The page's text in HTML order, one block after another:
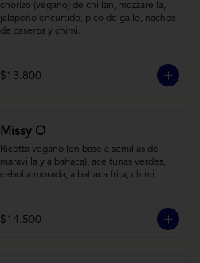
chorizo (vegano) de chillan, mozzarella,
jalapeño encurtido, pico de gallo, nachos
de caseros y chimi.
$13.800
Missy O
Ricotta vegano (en base a semillas de
maravilla y albahaca), aceitunas verdes,
cebolla morada, albahaca frita, chimi
$14.500